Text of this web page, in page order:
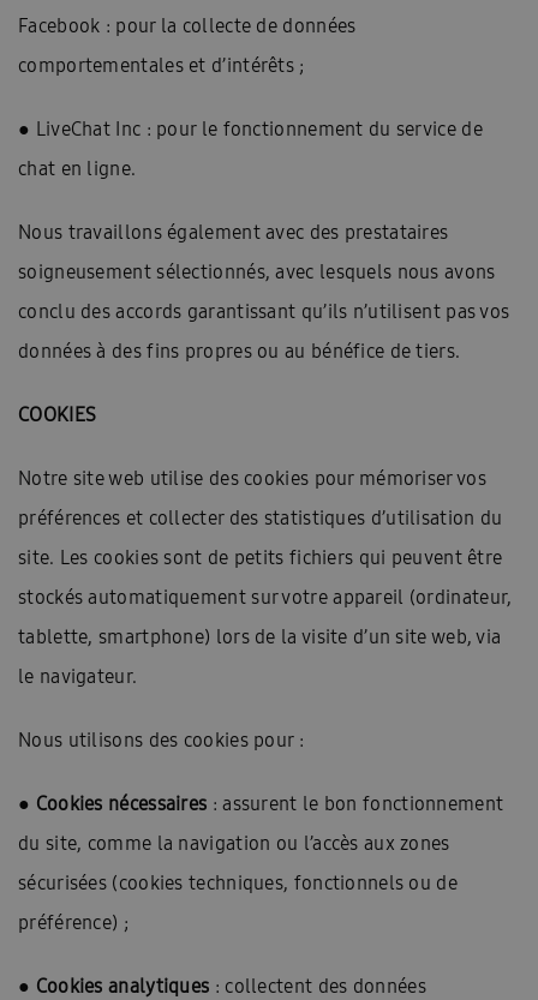
Facebook : pour la collecte de données
comportementales et d’intérêts ;
● LiveChat Inc : pour le fonctionnement du service de
chat en ligne.
Nous travaillons également avec des prestataires
soigneusement sélectionnés, avec lesquels nous avons
conclu des accords garantissant qu’ils n’utilisent pas vos
données à des fins propres ou au bénéfice de tiers.
COOKIES
Notre site web utilise des cookies pour mémoriser vos
préférences et collecter des statistiques d’utilisation du
site. Les cookies sont de petits fichiers qui peuvent être
stockés automatiquement sur votre appareil (ordinateur,
tablette, smartphone) lors de la visite d’un site web, via
le navigateur.
Nous utilisons des cookies pour :
● Cookies nécessaires : assurent le bon fonctionnement
du site, comme la navigation ou l’accès aux zones
sécurisées (cookies techniques, fonctionnels ou de
préférence) ;
● Cookies analytiques : collectent des données